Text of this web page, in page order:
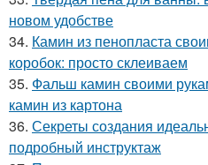
новом удобстве
34. Камин из пенопласта
коробок: просто склеиваем
35. Фальш камин своими
камин из картона
36. Секреты создания
подробный инструктаж